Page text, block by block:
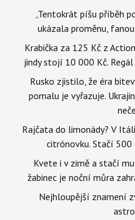
„Tentokrát píšu příběh
ukázala proměnu,
Krabička za 125 Kč z
jindy stojí 10 000 Kč.
Rusko zjistilo, že éra
pomalu je vyřazuje.
Rajčata do limonády? V
citrónovku. Stačí
Kvete i v zimě a stačí
žabinec je noční můra
Nejhloupější znamení